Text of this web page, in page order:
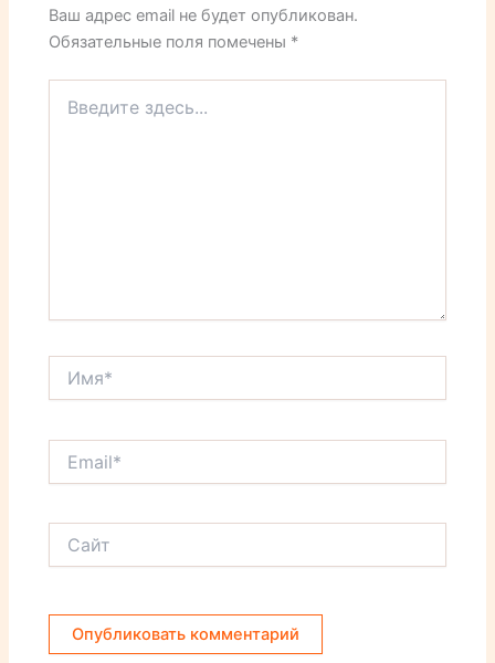
Ваш адрес email не будет опубликован.
Обязательные поля помечены *
здесь...